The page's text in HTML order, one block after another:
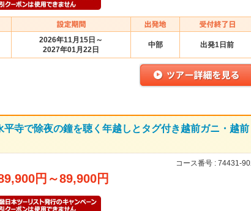
2026年11月15日～
2027年01月22日
中部 出発1日前
寺で除夜の鐘を聴く年越しとタグ付き越前ガニ・越前
コース番号 : 74431-
円 ～89,900円